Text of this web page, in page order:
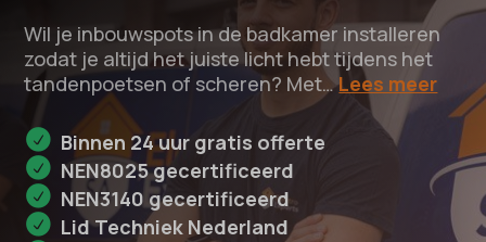
Wil je inbouwspots in de badkamer installeren
zodat je altijd het juiste licht hebt tijdens het
tandenpoetsen of scheren? Met…Lees meer
Binnen 24 uur gratis offerte
NEN8025 gecertificeerd
NEN3140 gecertificeerd
Lid Techniek Nederland